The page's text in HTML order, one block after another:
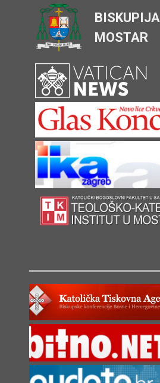
BISKUPIJA
MOSTAR